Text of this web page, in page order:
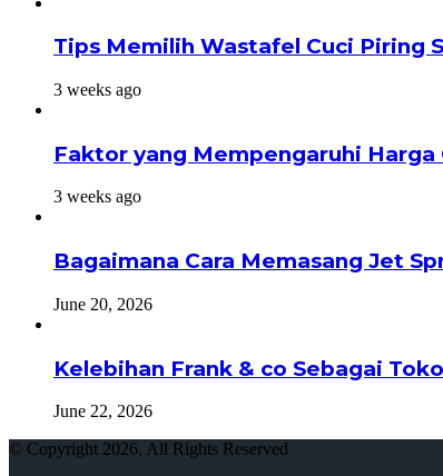
Tips Memilih Wastafel Cuci Piring
3 weeks ago
Faktor yang Mempengaruhi
3 weeks ago
Bagaimana Cara Memasang Jet
June 20, 2026
Kelebihan Frank & co Sebagai
June 22, 2026
© Copyright 2026, All Rights Reserved